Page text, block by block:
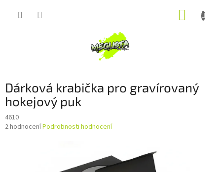
Dárková krabička pro gravírovaný
hokejový puk
4610
Průměrné
2 hodnoceníPodrobnosti hodnocení